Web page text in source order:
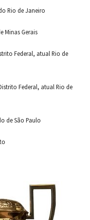
Rio de Janeiro
Minas Gerais
Federal, atual Rio de
Federal, atual Rio de
de São Paulo